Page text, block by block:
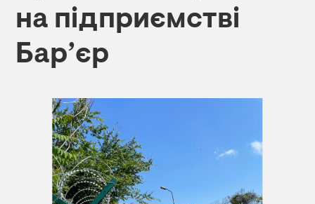
на підприємстві
Бар’єр